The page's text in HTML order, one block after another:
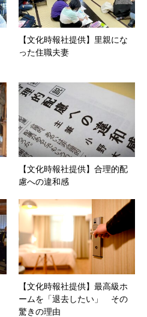
【文化時報社提供】里親にな
った住職夫妻
【文化時報社提供】合理的配
慮への違和感
【文化時報社提供】最高級ホ
ームを「退去したい」 その
驚きの理由